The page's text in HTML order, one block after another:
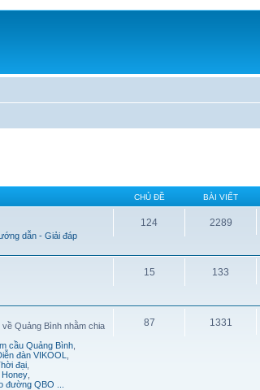
CHỦ ĐỀ BÀI VIẾT
dẫn - Giải đáp
124 2289
15 133
Quảng Bình nhằm chia
cầu Quảng Bình
đàn VIKOOL
đại
Honey
đường QBO ...
87 1331